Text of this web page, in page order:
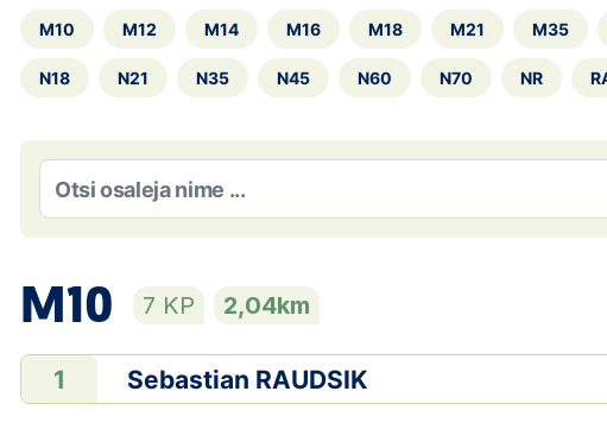
M10 M12 M14 M16 M18 M21 M35
N18 N21 N35 N45 N60 N70 NR
M10 7 KP 2,04km
1 Sebastian RAUDSIK